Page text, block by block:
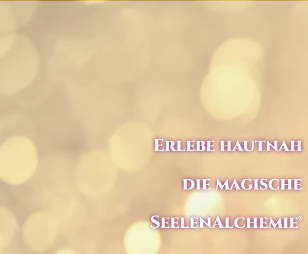
Erlebe hautnah
die magische
SeelenAlchemie®